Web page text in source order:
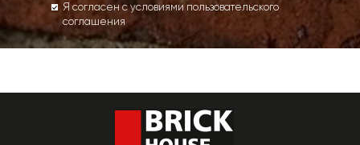
Я согласен с условиями пользовательского
соглашения